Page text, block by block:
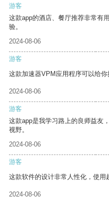
游客
这款app的酒店、餐厅推荐非常有
验。
2024-08-06
游客
这款加速器VPM应用程序可以给你
2024-08-06
游客
这款app是我学习路上的良师益友
视野。
2024-08-06
游客
这款软件的设计非常人性化，使用
2024-08-06